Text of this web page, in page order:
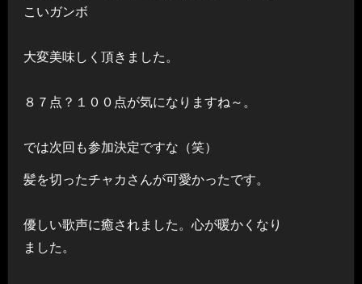
こいガンボ
大変美味しく頂きました。
８７点？１００点が気になりますね～。
では次回も参加決定ですな（笑）
髪を切ったチャカさんが可愛かったです。
優しい歌声に癒されました。心が暖かくなり
ました。